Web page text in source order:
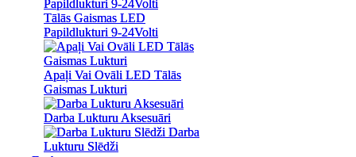
Tālās Gaismas LED
Papildlukturi 9-24Volti
Apaļi Vai Ovāli LED Tālās
Gaismas Lukturi
Darba Lukturu Aksesuāri
Darba
Lukturu Slēdži
Tālās Gaismas LED
Papildlukturi 9-24Volti
Apaļi Vai Ovāli LED Tālās
Gaismas Lukturi
Darba Lukturu Aksesuāri
Darba
Lukturu Slēdži